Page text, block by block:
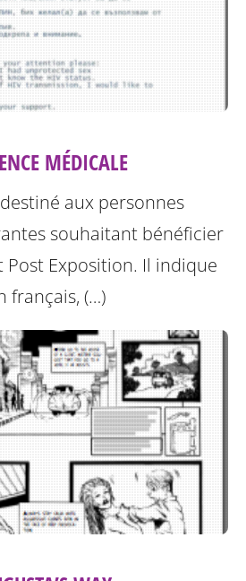
MÉDICALE
aux personnes
souhaitant bénéficier
Post Exposition. Il indique
français, (…)